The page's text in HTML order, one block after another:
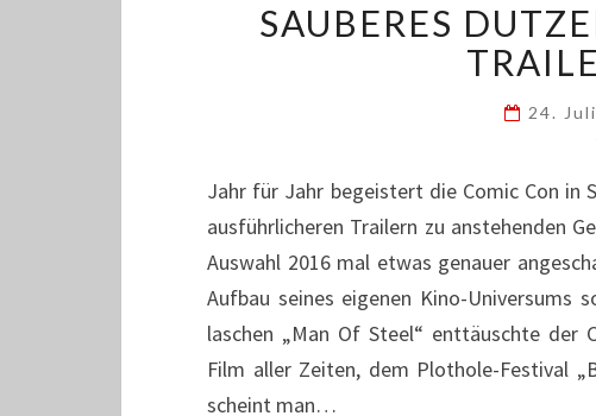
SAUBERES
24.
Jahr für Jahr begeistert die Comic Con in
ausführlicheren Trailern zu anstehenden
Auswahl 2016 mal etwas genauer
Aufbau seines eigenen Kino-Universums
laschen „Man Of Steel“ enttäuschte der
Film aller Zeiten, dem Plothole-Festival
scheint man…